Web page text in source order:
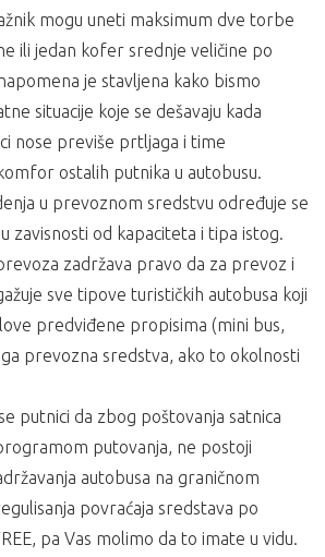
mogu uneti maksimum dve torbe
ili jedan kofer srednje veličine po
je stavljena kako bismo
situacije koje se dešavaju kada
nose previše prtljaga i time
ostalih putnika u autobusu.
u prevoznom sredstvu određuje se
zavisnosti od kapaciteta i tipa istog.
zadržava pravo da za prevoz i
sve tipove turističkih autobusa koji
predviđene propisima (mini bus,
prevozna sredstva, ako to okolnosti
putnici da zbog poštovanja satnica
putovanja, ne postoji
autobusa na graničnom
povraćaja sredstava po
pa Vas molimo da to imate u vidu.